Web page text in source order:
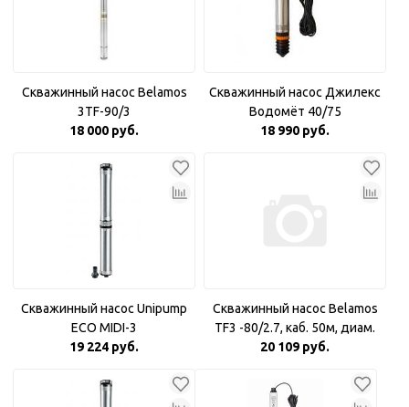
Скважинный насос Belamos
3TF-90/3
18 000 руб.
Скважинный насос Джилекс
Водомёт 40/75
18 990 руб.
Скважинный насос Unipump
ECO MIDI-3
19 224 руб.
Скважинный насос Belamos
TF3 -80/2.7, каб. 50м, диам.
78мм
20 109 руб.